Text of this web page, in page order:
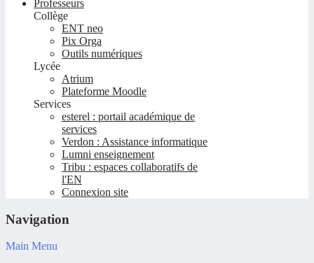
Professeurs
Collège
ENT neo
Pix Orga
Outils numériques
Lycée
Atrium
Plateforme Moodle
Services
esterel : portail académique de
services
Verdon : Assistance informatique
Lumni enseignement
Tribu : espaces collaboratifs de
l'EN
Connexion site
Navigation
Main Menu